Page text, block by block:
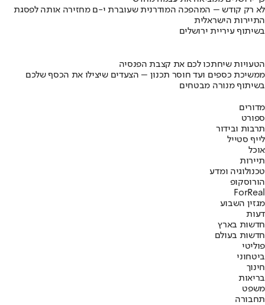
לא רק קודש – המהפכה המודרנית שעוברת י-ם מחזירה אותה לפסגת
התיירות הישראלית
בשיתוף עיריית ירושלים
הטעויות שיחתכו לכם את קצבת הפנסיה
ממשיכת כספים ועד חוסר תכנון – הצעדים שיצילו את הכסף שלכם
בשיתוף מנורה מבטחים
מדורים
ספורט
תרבות ובידור
לייף סטייל
אוכל
תיירות
טכנולוגיה ומדע
הורוסקופ
ForReal
מגזין השבוע
דעות
חדשות בארץ
חדשות בעולם
פוליטי
ביטחוני
חינוך
בריאות
משפט
תחבורה